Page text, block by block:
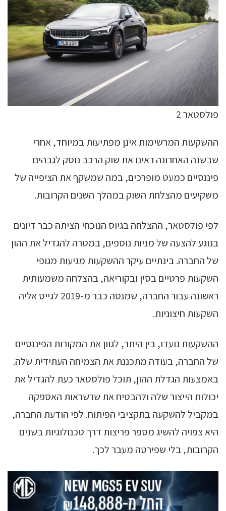
פולסטאר 2
ההשקעות המרשימות אינן מפתיעות במיוחד, אחרי
שבשנה האחרונה ראינו את שוק הרכב נוסק לגבהים
פיננסיים כמעט מופרכים, במה שמשקף את הציפייה של
משקיעים מהצלחת השוק במהלך השנים הקרובות.
לפי פולסטאר, ההצלחה בגיוס הנוכחי הציתה כבר דיונים
בנוגע להצעה של מניות נוספים, במטרה להגדיל את ההון
של החברה. בינתיים עיקר ההשקעות מגיעות מגופי
השקעות פרטיים בסין ובקוריאה, בהצלחה משמעותית
ראשונה עבור החברה, שמנסה כבר מ-2019 לגייס אליה
השקעות חיצוניות.
ההשקעות נועדו, בין היתר, לגוון את המקורות הפיננסיים
של החברה, בעודה מתכננת את הצמיחה העתידית שלה.
באמצעות הגדלת ההון, תוכל פולסטאר כעת להגדיל את
יכולות הייצור שלה ולהבטיח את שרשראות האספקה
במקביל להשקעה בתקציבי הפיתוח. לפי הודעת החברה,
היא צפויה להשיג מספר פריצות דרך טכנולוגיות בשנים
הקרובות, בלי שפירטה מעבר לכך.